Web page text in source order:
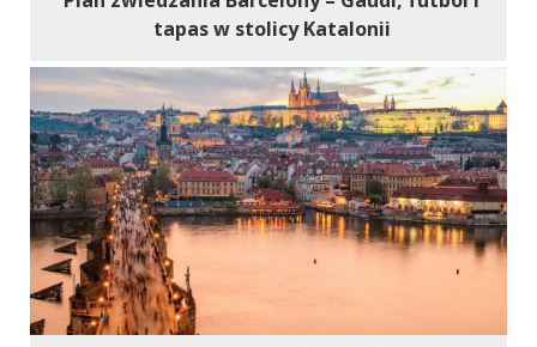
tapas w stolicy Katalonii